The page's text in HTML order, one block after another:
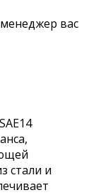
вас
стали и